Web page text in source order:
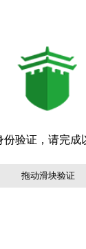
拖动滑块验证